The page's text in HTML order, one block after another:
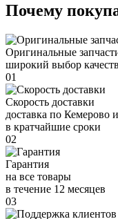
Почему
Оригинальные
широкий выбор
01
Скорость доставки
доставка по Кемерово
в кратчайшие сроки
02
Гарантия
на все товары
в течение 12 месяцев
03